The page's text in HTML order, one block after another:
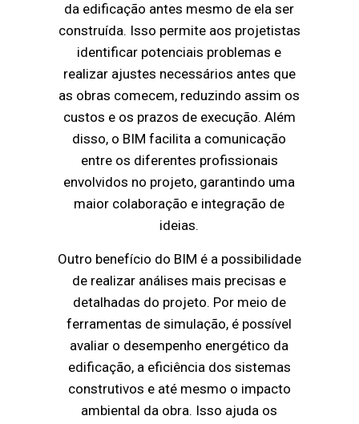
da edificação antes mesmo de ela ser
construída. Isso permite aos projetistas
identificar potenciais problemas e
realizar ajustes necessários antes que
as obras comecem, reduzindo assim os
custos e os prazos de execução. Além
disso, o BIM facilita a comunicação
entre os diferentes profissionais
envolvidos no projeto, garantindo uma
maior colaboração e integração de
ideias.
Outro benefício do BIM é a possibilidade
de realizar análises mais precisas e
detalhadas do projeto. Por meio de
ferramentas de simulação, é possível
avaliar o desempenho energético da
edificação, a eficiência dos sistemas
construtivos e até mesmo o impacto
ambiental da obra. Isso ajuda os